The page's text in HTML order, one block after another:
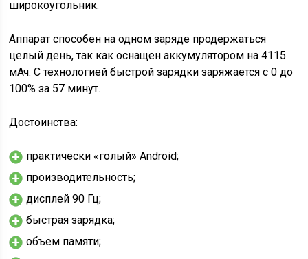
широкоугольник.
Аппарат способен на одном заряде продержаться
целый день, так как оснащен аккумулятором на 4115
мАч. С технологией быстрой зарядки заряжается с 0 до
100% за 57 минут.
Достоинства:
практически «голый» Android;
производительность;
дисплей 90 Гц;
быстрая зарядка;
объем памяти;